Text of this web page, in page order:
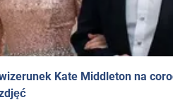
Kate Middleton na